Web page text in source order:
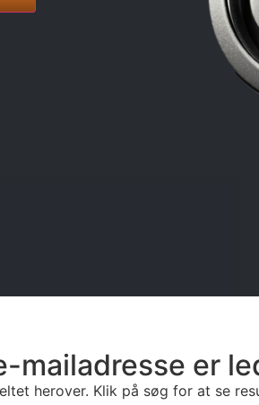
mailadresse er
herover. Klik på søg for at se